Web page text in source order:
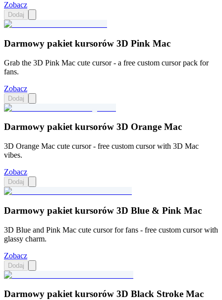
Zobacz
Dodaj
Darmowy pakiet kursorów 3D Pink Mac
Grab the 3D Pink Mac cute cursor - a free custom cursor pack for
fans.
Zobacz
Dodaj
Darmowy pakiet kursorów 3D Orange Mac
3D Orange Mac cute cursor - free custom cursor with 3D Mac
vibes.
Zobacz
Dodaj
Darmowy pakiet kursorów 3D Blue & Pink Mac
3D Blue and Pink Mac cute cursor for fans - free custom cursor with
glassy charm.
Zobacz
Dodaj
Darmowy pakiet kursorów 3D Black Stroke Mac